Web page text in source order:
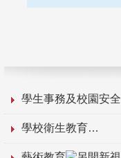
學生事務及校園安全
學校衛生教育